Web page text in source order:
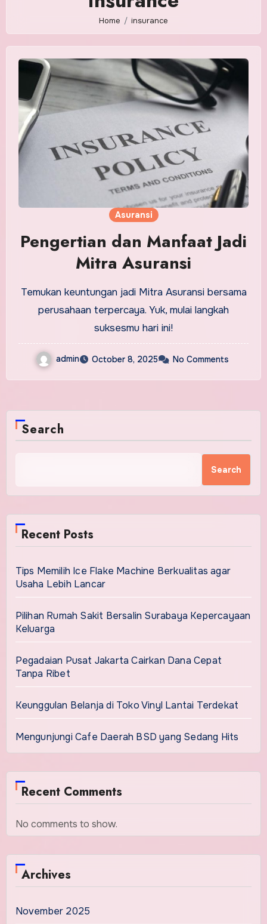
Home insurance
Asuransi
Pengertian dan Manfaat Jadi
Mitra Asuransi
Temukan keuntungan jadi Mitra Asuransi bersama
perusahaan terpercaya. Yuk, mulai langkah
suksesmu hari ini!
admin October 8, 2025 No Comments
Search
Search
Recent Posts
Tips Memilih Ice Flake Machine Berkualitas agar
Usaha Lebih Lancar
Pilihan Rumah Sakit Bersalin Surabaya Kepercayaan
Keluarga
Pegadaian Pusat Jakarta Cairkan Dana Cepat
Tanpa Ribet
Keunggulan Belanja di Toko Vinyl Lantai Terdekat
Mengunjungi Cafe Daerah BSD yang Sedang Hits
Recent Comments
No comments to show.
Archives
November 2025